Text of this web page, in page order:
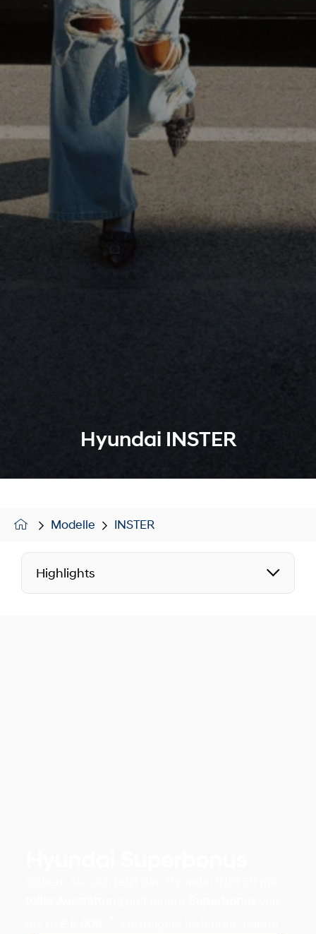
Hyundai INSTER
Modelle INSTER
Highlights